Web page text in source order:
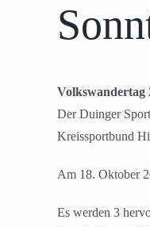
Volkswandertag
Der Duinger
Kreissportbund
Am 18. Oktober
Es werden 3